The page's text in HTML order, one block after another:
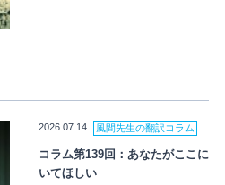
2026.07.14 風間先生の翻訳コラム
コラム第139回：あなたがここに
いてほしい